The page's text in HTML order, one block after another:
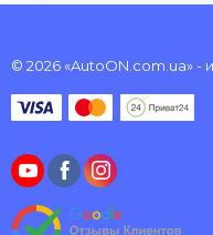
© 2026 «AutoON.com.ua» -